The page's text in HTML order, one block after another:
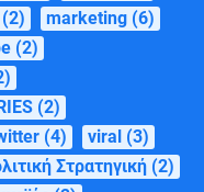
(2) marketing (6)
(2)
(2)
(4) viral (3)
Στρατηγική (2)